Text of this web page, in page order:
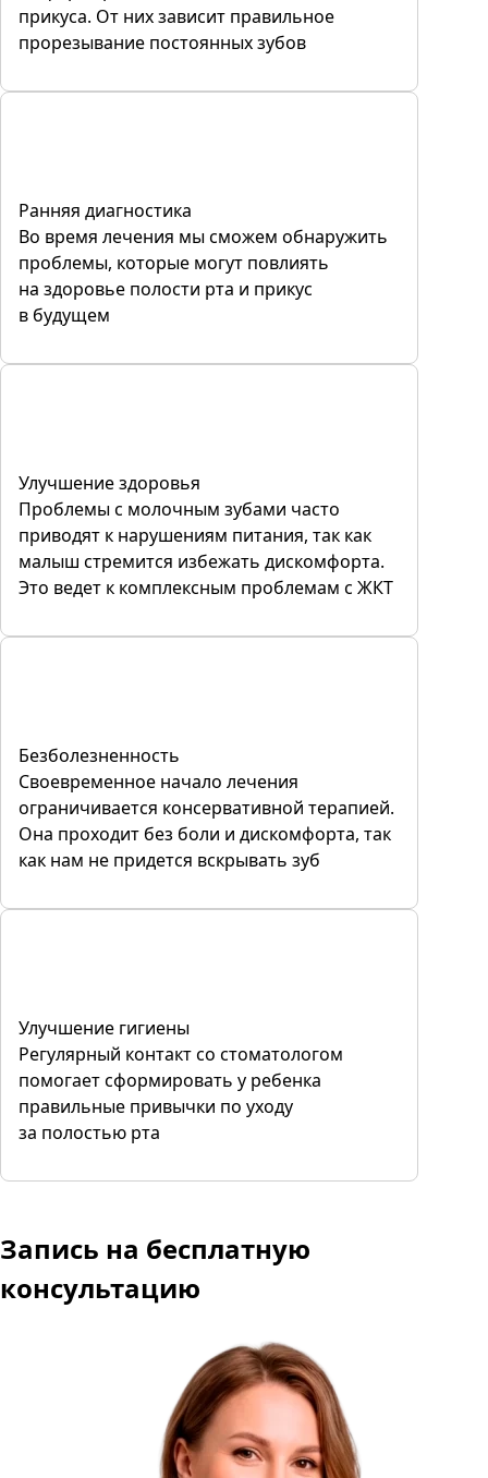
прикуса. От них зависит правильное
прорезывание постоянных зубов
Ранняя диагностика
Во время лечения мы сможем обнаружить
проблемы, которые могут повлиять
на здоровье полости рта и прикус
в будущем
Улучшение здоровья
Проблемы с молочным зубами часто
приводят к нарушениям питания, так как
малыш стремится избежать дискомфорта.
Это ведет к комплексным проблемам с ЖКТ
Безболезненность
Своевременное начало лечения
ограничивается консервативной терапией.
Она проходит без боли и дискомфорта, так
как нам не придется вскрывать зуб
Улучшение гигиены
Регулярный контакт со стоматологом
помогает сформировать у ребенка
правильные привычки по уходу
за полостью рта
Запись на бесплатную
консультацию